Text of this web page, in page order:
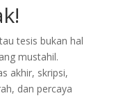
tesis bukan hal
mustahil.
akhir, skripsi,
dan percaya